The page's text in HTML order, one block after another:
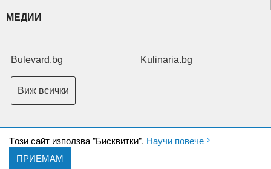
Tози сайт използва "Бисквитки". Научи повече
ПРИЕМАМ
МЕДИИ
Bulevard.bg Kulinaria.bg
Виж всички
Copyright © 2026 Ксениум ООД. Всички права запазени.